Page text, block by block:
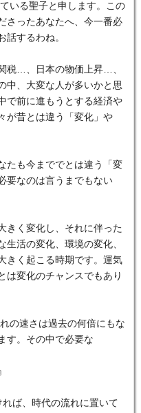
いる聖子と申します。この
さったあなたへ、今一番必
話するわね。
税…、日本の物価上昇…、
中、大変な人が多いかと思
で前に進もうとする経済や
が昔とは違う「変化」や
たも今まででとは違う「変
要なのは言うまでもない
きく変化し、それに伴った
生活の変化、環境の変化、
きく起こる時期です。運気
は変化のチャンスでもあり
の速さは過去の何倍にもな
す。その中で必要な
ば、時代の流れに置いて